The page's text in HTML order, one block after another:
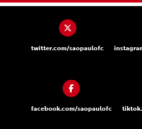
twitter.com/saopaulofc
facebook.com/saopaulofc